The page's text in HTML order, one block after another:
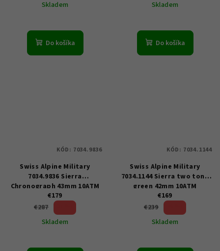
Skladem
Do košíka
Skladem
Do košíka
Swiss Alpine Military
7034.9836 Sierra
Chronograph 43mm 10ATM
€179
€287
Skladem
KÓD: 7034.9836
Swiss Alpine Military
7034.1144 Sierra two tone
green 42mm 10ATM
€169
€239
Skladem
KÓD: 7034.1144